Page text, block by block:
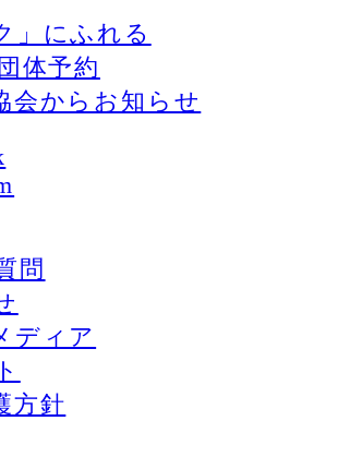
」にふれる
体予約
会からお知らせ
問
ディア
方針